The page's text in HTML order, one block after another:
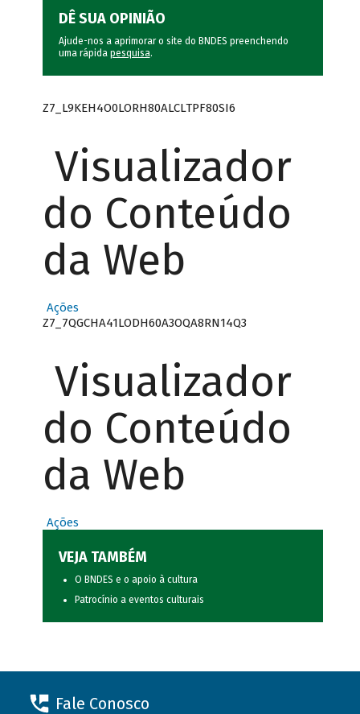
DÊ SUA OPINIÃO
Ajude-nos a aprimorar o site do BNDES preenchendo
uma rápida pesquisa.
Z7_L9KEH4O0LORH80ALCLTPF80SI6
Visualizador
do Conteúdo
da Web
Ações
Z7_7QGCHA41LODH60A3OQA8RN14Q3
Visualizador
do Conteúdo
da Web
Ações
VEJA TAMBÉM
O BNDES e o apoio à cultura
Patrocínio a eventos culturais
Fale Conosco